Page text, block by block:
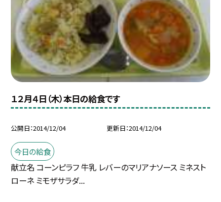
１２月４日（木）本日の給食です
公開日 2014/12/04 更新日 2014/12/04
今日の給食
献立名 コーンピラフ 牛乳 レバーのマリアナソース ミネスト
ローネ ミモザサラダ...